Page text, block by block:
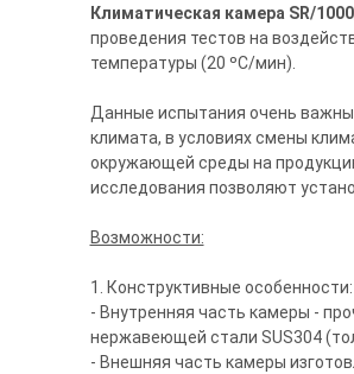
Климатическая камера SR/
проведения тестов на
температуры (20 ºС/мин).
Данные испытания очень важны
климата, в условиях смены
окружающей среды на
исследования позволяют
Возможности:
1. Конструктивные особенности:
- Внутренняя часть камеры -
нержавеющей стали SUS304
- Внешняя часть камеры